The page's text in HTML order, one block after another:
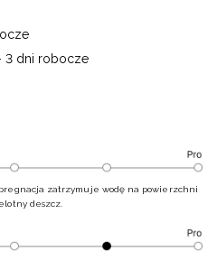
3 dni robocze
zatrzymuje wodę na powierzchni
deszcz.